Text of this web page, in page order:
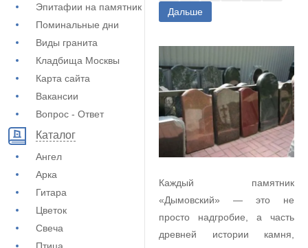
Эпитафии на памятник
Поминальные дни
Виды гранита
Кладбища Москвы
Карта сайта
Вакансии
Вопрос - Ответ
Каталог
Ангел
Арка
Гитара
Цветок
Свеча
Дальше
Каждый памятник
«Дымовский» — это не
просто надгробие, а часть
древней истории камня,